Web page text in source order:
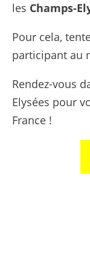
les Champs-
Pour cela,
participant au
Rendez-vous
Elysées pour
France !